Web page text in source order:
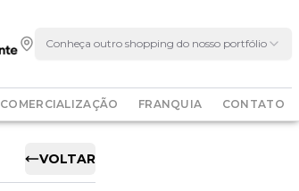
Conheça outro shopping do nosso portfólio
COMERCIALIZAÇÃO FRANQUIA CONTATO
VOLTAR